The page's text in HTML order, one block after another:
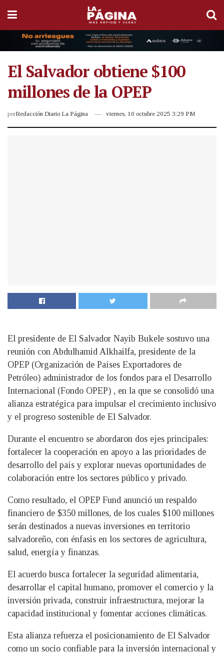
El Salvador obtiene $100
millones de la OPEP
porRedacción Diario La Página viernes, 10 octubre 2025 3:29 PM
El presidente de El Salvador Nayib Bukele sostuvo una
reunión con Abdulhamid Alkhailfa, presidente de la
OPEP (Organización de Países Exportadores de
Petróleo) administrador de los fondos para el Desarrollo
Internacional (Fondo OPEP) , en la que se consolidó una
alianza estratégica para impulsar el crecimiento inclusivo
y el progreso sostenible de El Salvador.
Durante el encuentro se abordaron dos ejes principales:
fortalecer la cooperación en apoyo a las prioridades de
desarrollo del país y explorar nuevas oportunidades de
colaboración entre los sectores público y privado.
Como resultado, el OPEP Fund anunció un respaldo
financiero de $350 millones, de los cuales $100 millones
serán destinados a nuevas inversiones en territorio
salvadoreño, con énfasis en los sectores de agricultura,
salud, energía y finanzas.
El acuerdo busca fortalecer la seguridad alimentaria,
desarrollar el capital humano, promover el comercio y la
inversión privada, construir infraestructura, mejorar la
capacidad institucional y fomentar acciones climáticas.
Esta alianza refuerza el posicionamiento de El Salvador
como un socio confiable para la inversión internacional y